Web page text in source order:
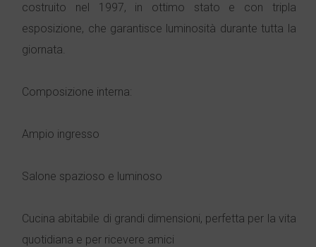
costruito nel 1997, in ottimo stato e con tripla
esposizione, che garantisce luminosità durante tutta la
giornata.
Composizione interna:
Ampio ingresso
Salone spazioso e luminoso
Cucina abitabile di grandi dimensioni, perfetta per la vita
quotidiana e per ricevere amici